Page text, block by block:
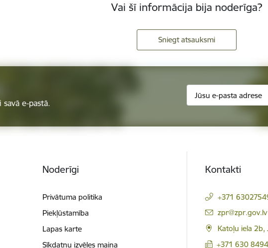
Vai šī informācija bija noderīga?
Sniegt atsauksmi
savā e-pastā.
Noderīgi
Privātuma politika
Piekļūstamība
Lapas karte
Sīkdatņu izvēles maiņa
Kontakti
+371
E-pasts:
zpr@zpr.gov.lv
Katoļu iela 2b,
+371 630